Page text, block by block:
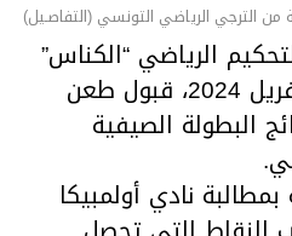
الترجي الرياضي التونسي (التفاصـيل)
الرياضي “الكناس”
أمس اليوم الإثنين 1 افريل 2024، قبول طعن
البطولة الصيفية
نادي أولمبيكا